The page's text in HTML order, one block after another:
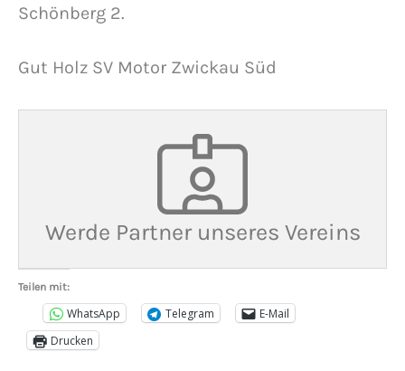
Schönberg 2.
Gut Holz SV Motor Zwickau Süd
Werde Partner unseres Vereins
Teilen mit:
WhatsApp Telegram
E-Mail
Drucken